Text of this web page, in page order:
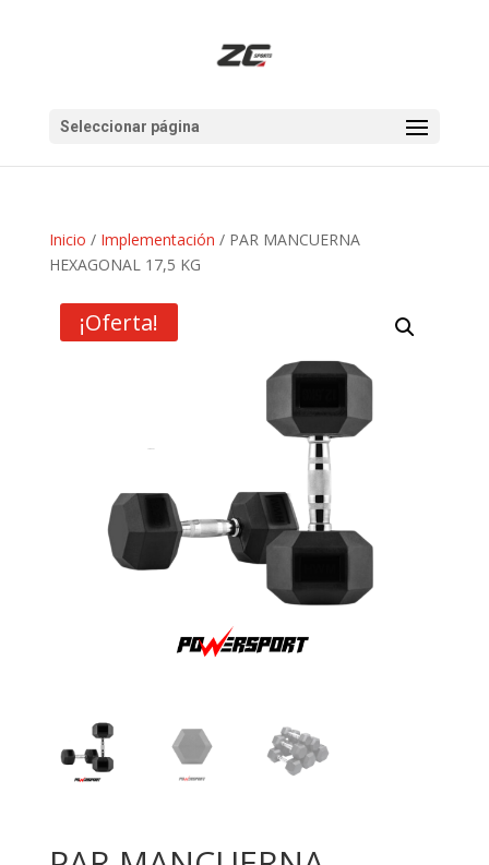
Seleccionar página
Inicio / Implementación / PAR MANCUERNA
HEXAGONAL 17,5 KG
¡Oferta!